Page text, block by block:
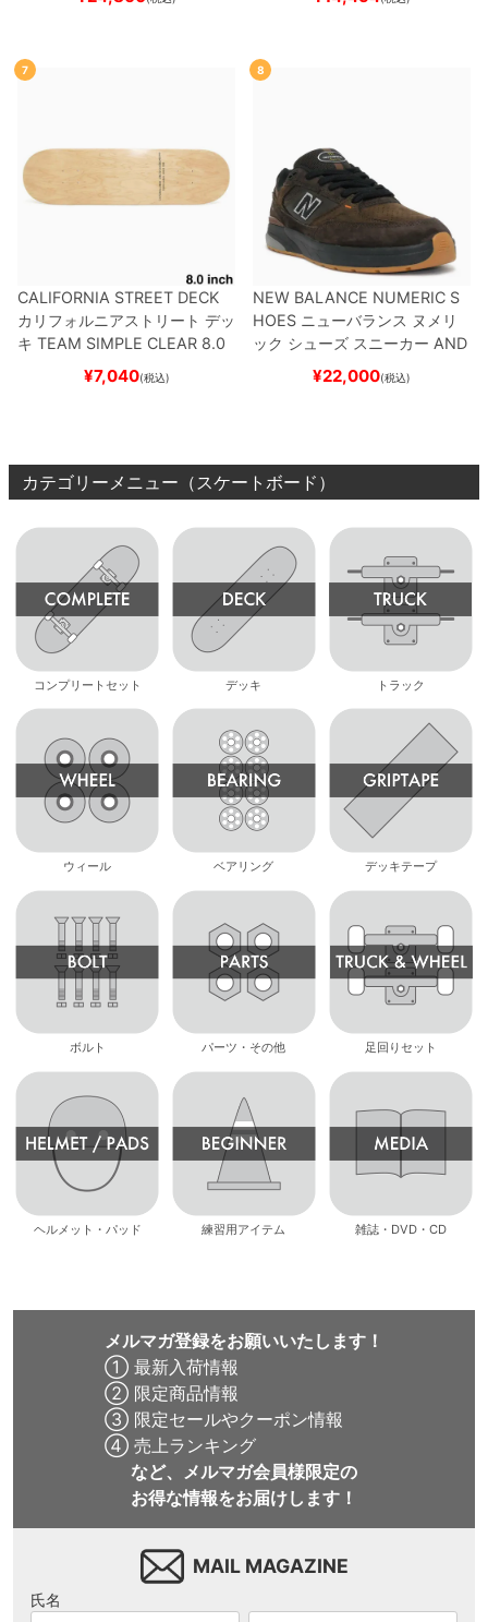
BLACK/NAVY
スケートボ
ボード スケボー
7
CALIFORNIA STREET DECK
カリフォルニアストリート デッ
キ TEAM SIMPLE CLEAR 8.0
ブランク（DSM）
ード スケボー
¥7,040(税込)
8
NEW BALANCE NUMERIC S
HOES ニューバランス ヌメリ
ック シューズ スニーカー AND
REW REYNOLDS 933
BROWN/BLACKスケート
¥22,000(税込)
カテゴリーメニュー（スケートボード）
コンプリートセット デッキ トラック
ウィール ベアリング デッキテープ
ボルト パーツ・その他 足回りセット
ヘルメット・パッド 練習用アイテム 雑誌・DVD・CD
メルマガ登録をお願いいたします！
① 最新入荷情報
② 限定商品情報
③ 限定セールやクーポン情報
④ 売上ランキング
など、メルマガ会員様限定の
お得な情報をお届けします！
MAIL MAGAZINE
氏名